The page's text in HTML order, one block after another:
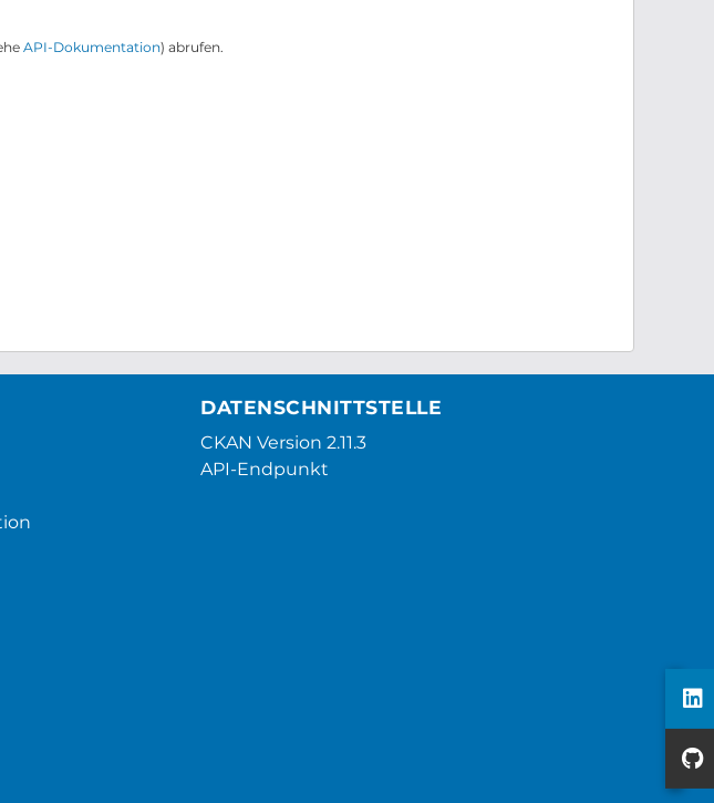
API-Dokumentation) abrufen.
DATENSCHNITTSTELLE
CKAN Version 2.11.3
API-Endpunkt